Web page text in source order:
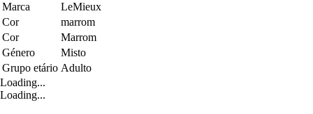
Marca
LeMieux
Cor
marrom
Cor
Marrom
Género
Misto
Grupo etário Adulto
Loading...
Loading...